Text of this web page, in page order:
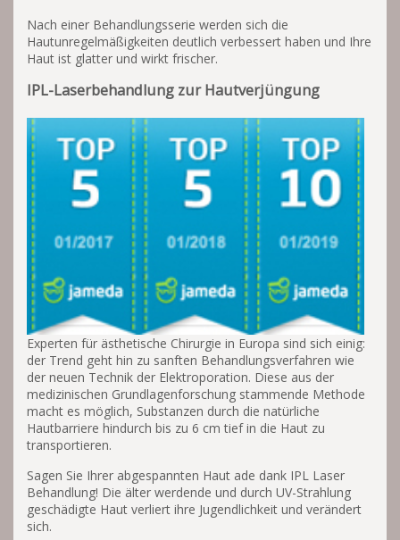
Nach einer Behandlungsserie werden sich die
Hautunregelmäßigkeiten deutlich verbessert haben und Ihre
Haut ist glatter und wirkt frischer.
IPL-Laserbehandlung zur Hautverjüngung
Experten für ästhetische Chirurgie in Europa sind sich einig:
der Trend geht hin zu sanften Behandlungsverfahren wie
der neuen Technik der Elektroporation. Diese aus der
medizinischen Grundlagenforschung stammende Methode
macht es möglich, Substanzen durch die natürliche
Hautbarriere hindurch bis zu 6 cm tief in die Haut zu
transportieren.
Sagen Sie Ihrer abgespannten Haut ade dank IPL Laser
Behandlung! Die älter werdende und durch UV-Strahlung
geschädigte Haut verliert ihre Jugendlichkeit und verändert
sich.